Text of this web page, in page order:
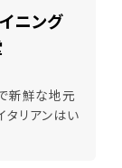
ニング
新鮮な地元
タリアンはい